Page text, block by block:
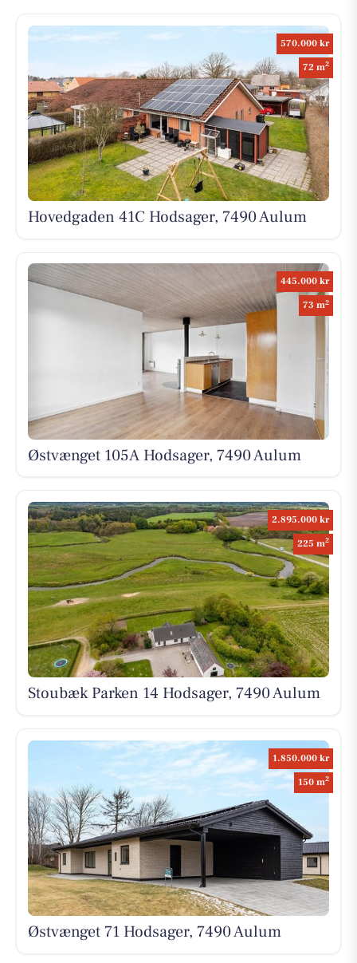
570.000 kr
72 m2
Hovedgaden 41C Hodsager, 7490 Aulum
445.000 kr
73 m2
Østvænget 105A Hodsager, 7490 Aulum
2.895.000 kr
225 m2
Stoubæk Parken 14 Hodsager, 7490 Aulum
1.850.000 kr
150 m2
Østvænget 71 Hodsager, 7490 Aulum